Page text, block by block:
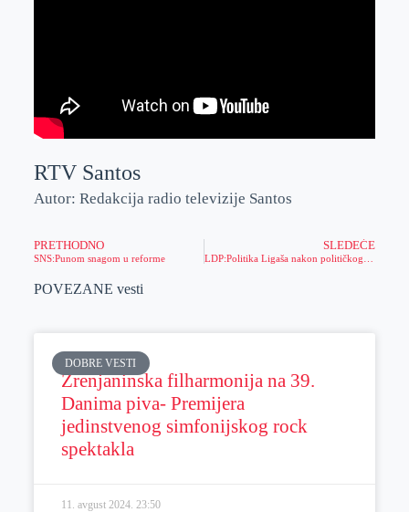
RTV Santos
Autor: Redakcija radio televizije Santos
PRETHODNO
SNS:Punom snagom u reforme
SLEDEĆE
POVEZANE vesti
DOBRE VESTI
Zrenjaninska filharmonija na 39.
Danima piva- Premijera
jedinstvenog simfonijskog rock
spektakla
11. avgust 2024. 23:50